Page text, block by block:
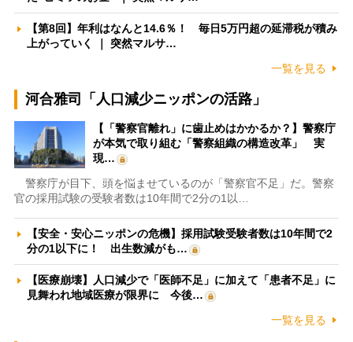
【第8回】年利はなんと14.6％！ 毎日5万円超の延滞税が積み
上がっていく ｜ 突然マルサ…
一覧を見る
河合雅司「人口減少ニッポンの活路」
【「警察官離れ」に歯止めはかかるか？】警察庁
が本気で取り組む「警察組織の構造改革」 実
現…
警察庁が目下、頭を悩ませているのが「警察官不足」だ。警察
官の採用試験の受験者数は10年間で2分の1以…
【安全・安心ニッポンの危機】採用試験受験者数は10年間で2
分の1以下に！ 出生数減がも…
【医療崩壊】人口減少で「医師不足」に加えて「患者不足」に
見舞われ地域医療が限界に 今後…
一覧を見る